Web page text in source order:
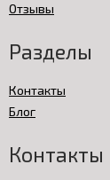
Отзывы
Разделы
Контакты
Блог
Контакты